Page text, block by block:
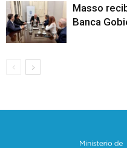
Masso
Banca